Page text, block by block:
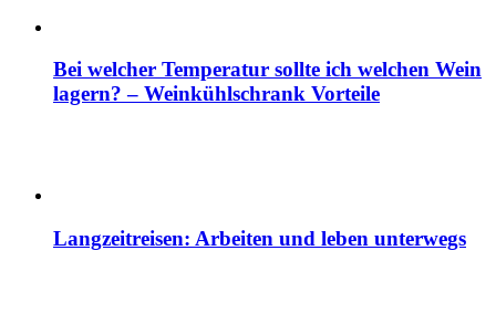
Bei welcher Temperatur sollte ich welchen Wein
lagern? – Weinkühlschrank Vorteile
Langzeitreisen: Arbeiten und leben unterwegs